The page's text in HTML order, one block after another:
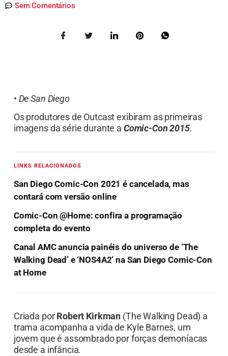
Sem Comentários
• De San Diego
Os produtores de Outcast exibiram as primeiras
imagens da série durante a Comic-Con 2015.
LINKS RELACIONADOS
San Diego Comic-Con 2021 é cancelada, mas
contará com versão online
Comic-Con @Home: confira a programação
completa do evento
Canal AMC anuncia painéis do universo de ‘The
Walking Dead’ e ‘NOS4A2’ na San Diego Comic-Con
at Home
Criada porRobert Kirkman (The Walking Dead) a
trama acompanha a vida de Kyle Barnes, um
jovem que é assombrado por forças demoníacas
desde a infância.